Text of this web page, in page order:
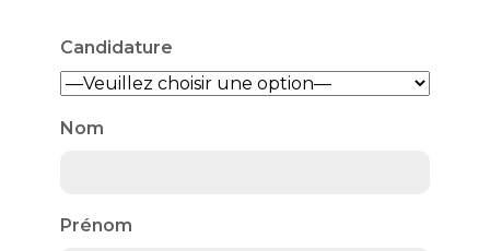
Candidature
Nom
Prénom